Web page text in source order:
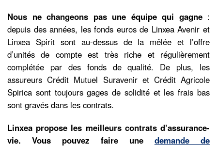
Nous ne changeons pas une équipe qui gagne :
depuis des années, les fonds euros de Linxea Avenir et
Linxea Spirit sont au-dessus de la mêlée et l’offre
d’unités de compte est très riche et régulièrement
complétée par des fonds de qualité. De plus, les
assureurs Crédit Mutuel Suravenir et Crédit Agricole
Spirica sont toujours gages de solidité et les frais bas
sont gravés dans les contrats.
Linxea propose les meilleurs contrats d’assurance-
vie. Vous pouvez faire une demande de